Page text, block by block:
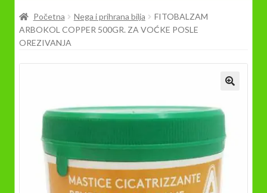
Prodavnica
Početna Nega i prihrana bilja
FITOBALZAM
ARBOKOL COPPER 500GR. ZA VOĆKE POSLE
OREZIVANJA